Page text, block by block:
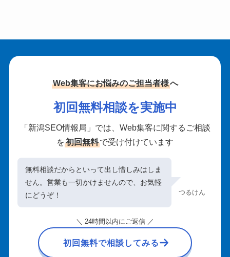
Web集客にお悩みのご担当者様へ
初回無料相談を実施中
「新潟SEO情報局」では、Web集客に関するご相談
を初回無料で受け付けています
無料相談だからといって出し惜しみはしま
せん。営業も一切かけませんので、お気軽
にどうぞ！
つるけん
＼ 24時間以内にご返信 ／
初回無料で相談してみる